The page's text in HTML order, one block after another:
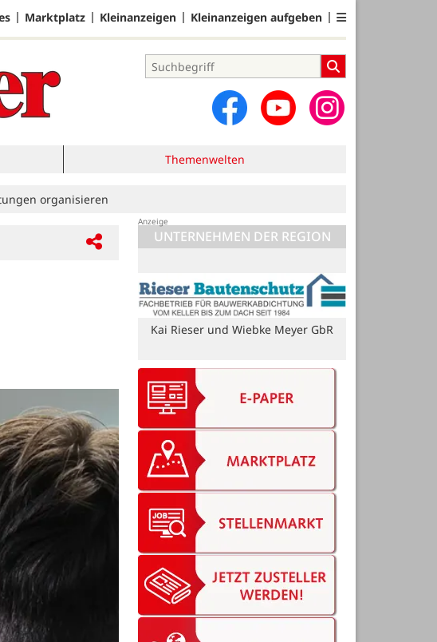
Marktplatz Kleinanzeigen Kleinanzeigen aufgeben
Themenwelten
organisieren
UNTERNEHMEN DER REGION
Blome Elektrik GmbH